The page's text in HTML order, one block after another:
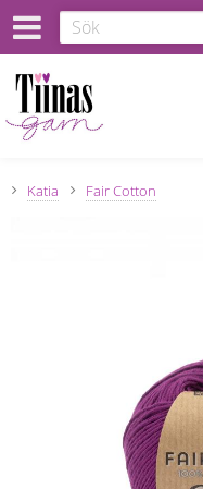
Katia Fair Cotton